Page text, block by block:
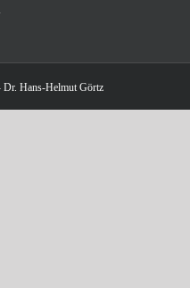
Hans-Helmut Görtz